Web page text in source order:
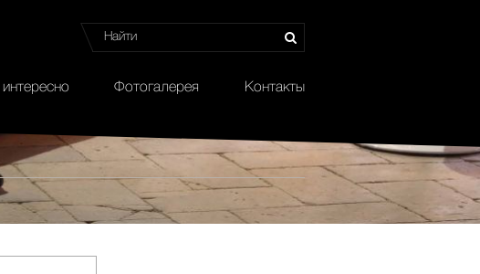
Фотогалерея Контакты